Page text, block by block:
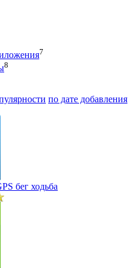
7
8
по дате добавления
бег ходьба